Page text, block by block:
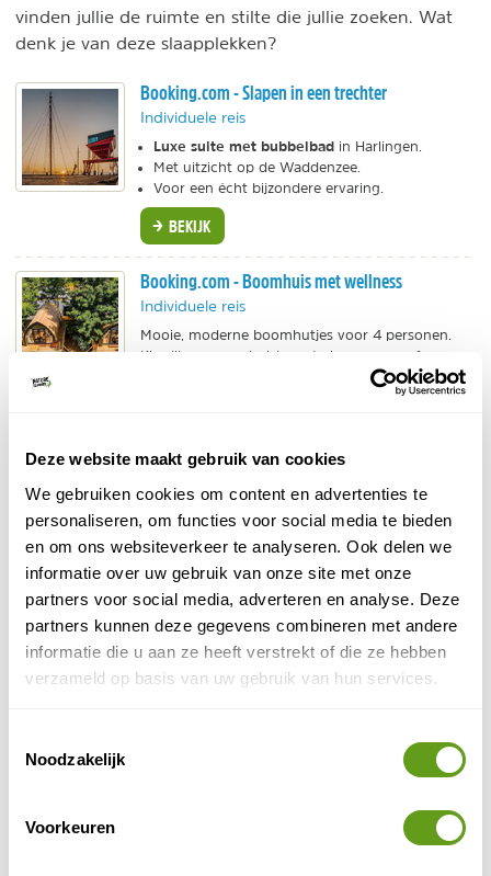
Deze website maakt gebruik van cookies
We gebruiken cookies om content en advertenties te
personaliseren, om functies voor social media te bieden
en om ons websiteverkeer te analyseren. Ook delen we
informatie over uw gebruik van onze site met onze
partners voor social media, adverteren en analyse. Deze
partners kunnen deze gegevens combineren met andere
informatie die u aan ze heeft verstrekt of die ze hebben
verzameld op basis van uw gebruik van hun services.
Noodzakelijk
Voorkeuren
vinden jullie de ruimte en stilte die jullie zoeken. Wat
denk je van deze slaapplekken?
Booking.com - Slapen in een trechter
Individuele reis
Luxe suite met bubbelbad in Harlingen.
Met uitzicht op de Waddenzee.
Voor een écht bijzondere ervaring.
BEKIJK
Booking.com - Boomhuis met wellness
Individuele reis
Mooie, moderne boomhutjes voor 4 personen.
Kies jij voor een huisje met eigen sauna of
hottub? Op een heerlijk groen vakantieparkje net
BEKIJK
6. In Limburg
Het Limburgse heuvelland is fantastisch om samen
lekker te gaan wandelen en je even in het buitenland
te wanen. Maar ook meer in het noorden van Limburg
is het genieten samen. Inspiratie voor romantische
slaapplekken in Limburg:
vanuit het zwembad, je kamer en het terras.